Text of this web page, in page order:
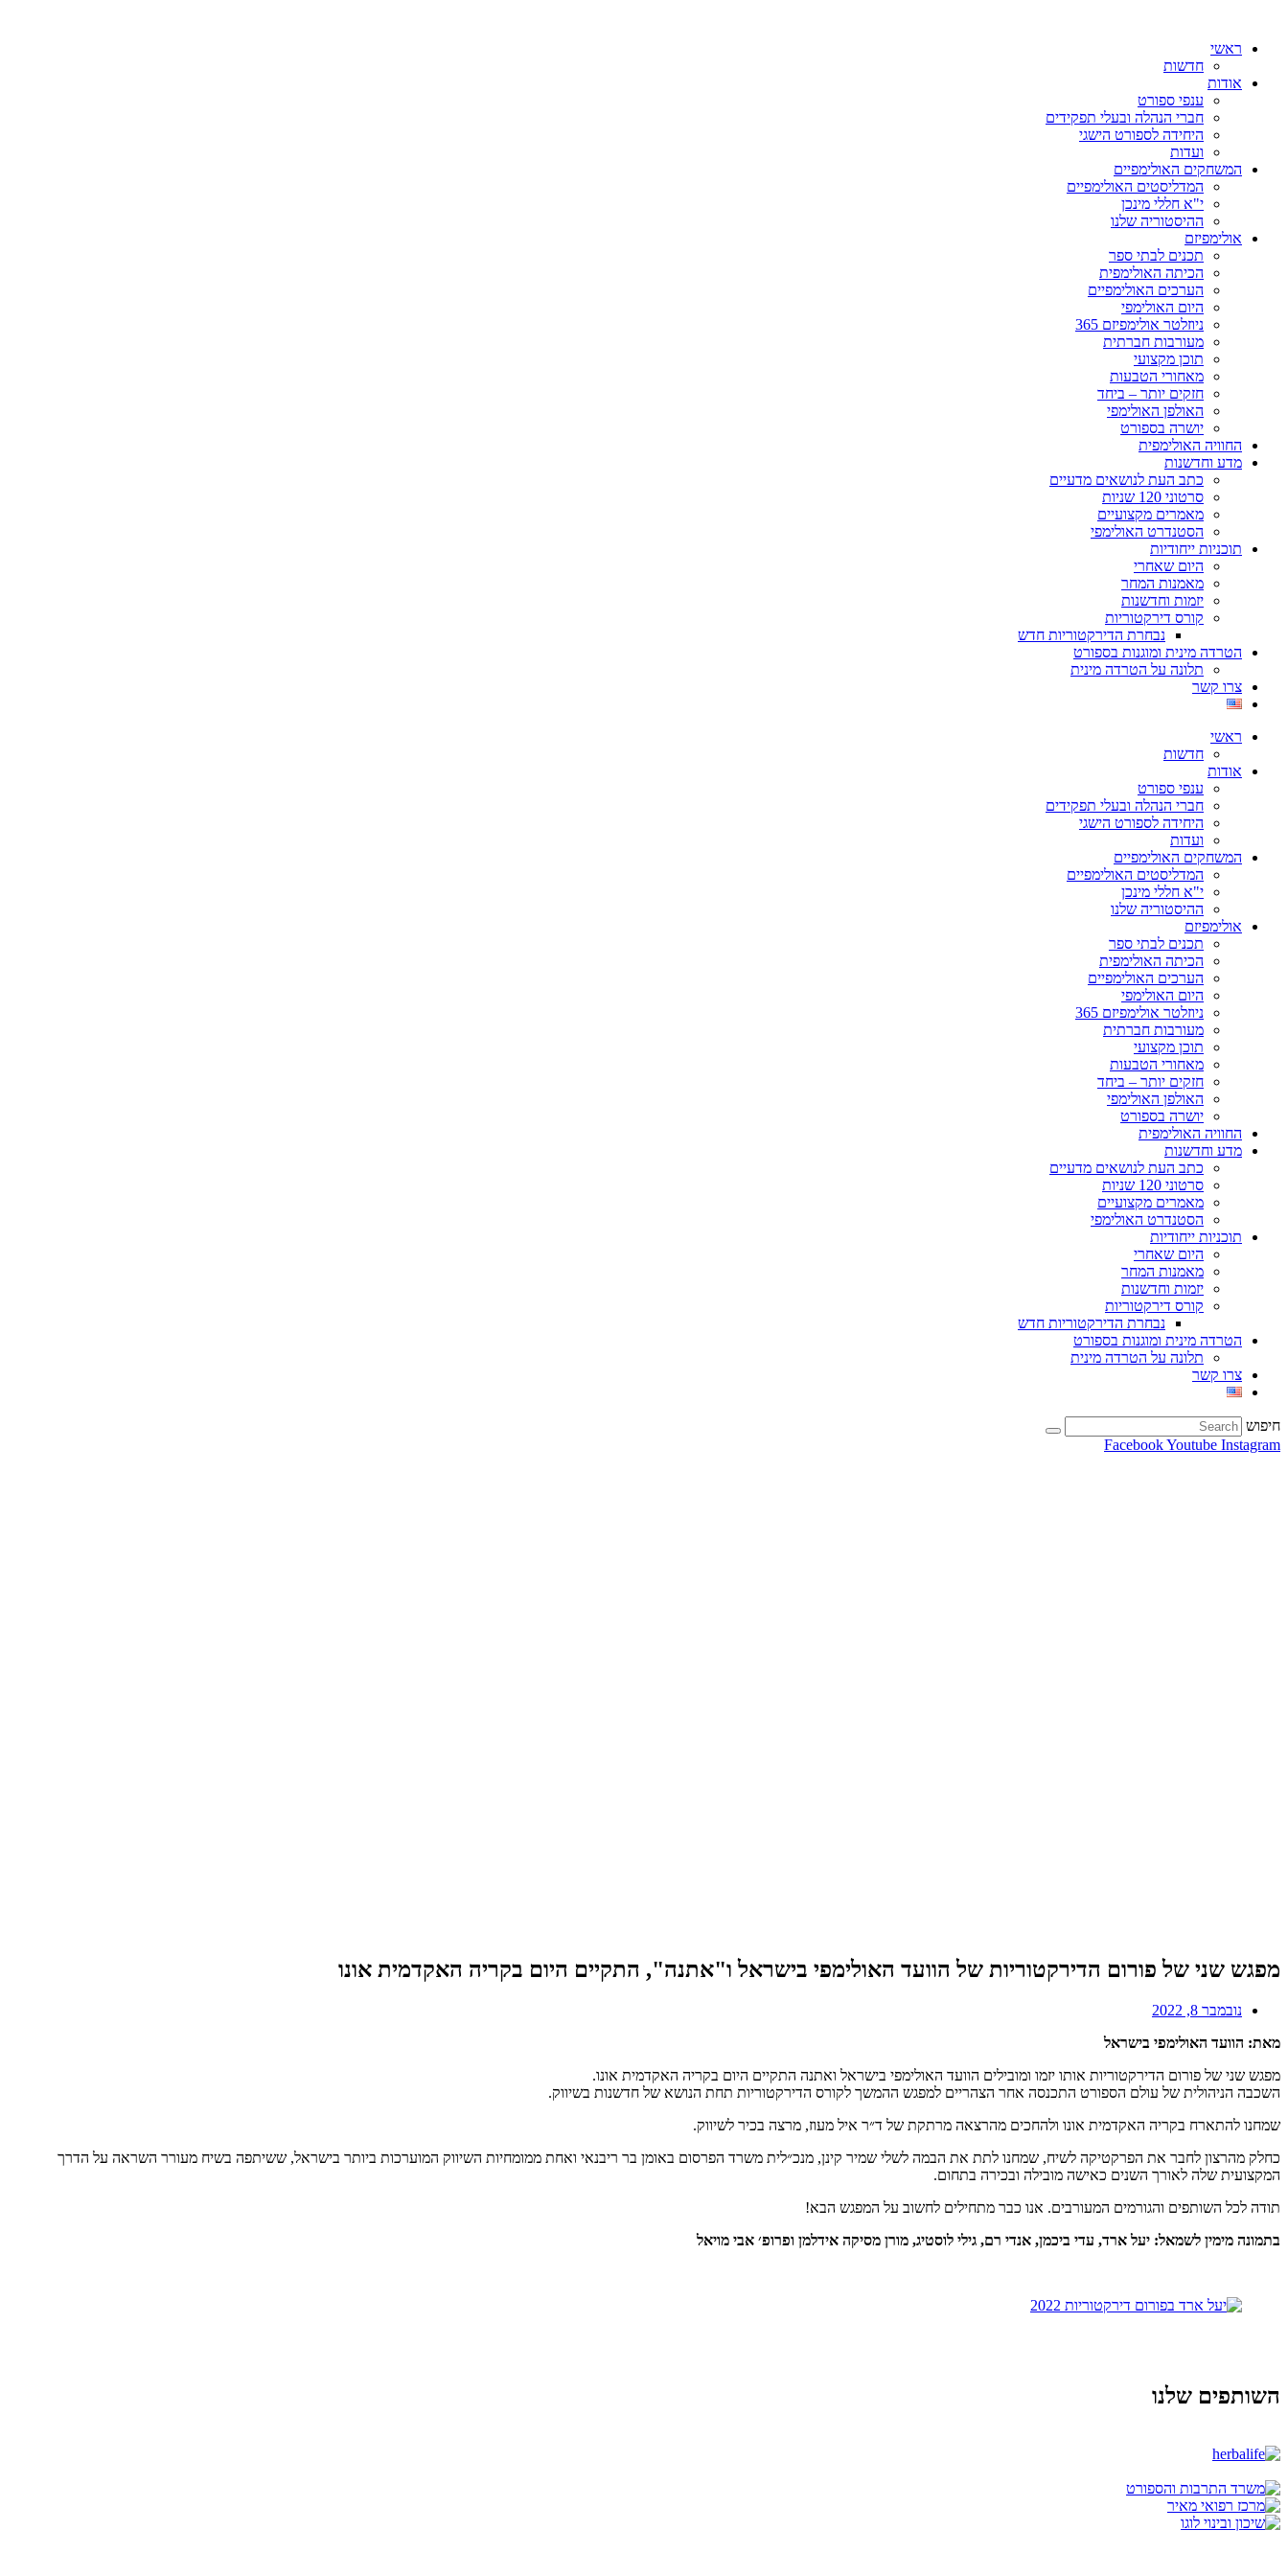
ראשי
חדשות
אודות
ענפי ספורט
חברי הנהלה ובעלי תפקידים
היחידה לספורט הישגי
ועדות
המשחקים האולימפיים
המדליסטים האולימפיים
י"א חללי מינכן
ההיסטוריה שלנו
אולימפיזם
תכנים לבתי ספר
הכיתה האולימפית
הערכים האולימפיים
היום האולימפי
ניוזלטר אולימפיזם 365
מעורבות חברתית
תוכן מקצועי
מאחורי הטבעות
חזקים יותר – ביחד
האולפן האולימפי
יושרה בספורט
החוויה האולימפית
מדע וחדשנות
כתב העת לנושאים מדעיים
סרטוני 120 שניות
מאמרים מקצועיים
הסטנדרט האולימפי
תוכניות ייחודיות
היום שאחרי
מאמנות המחר
יזמות וחדשנות
קורס דירקטוריות
נבחרת הדירקטוריות חדש
הטרדה מינית ומוגנות בספורט
תלונה על הטרדה מינית
צרו קשר
ראשי
חדשות
אודות
ענפי ספורט
חברי הנהלה ובעלי תפקידים
היחידה לספורט הישגי
ועדות
המשחקים האולימפיים
המדליסטים האולימפיים
י"א חללי מינכן
ההיסטוריה שלנו
אולימפיזם
תכנים לבתי ספר
הכיתה האולימפית
הערכים האולימפיים
היום האולימפי
ניוזלטר אולימפיזם 365
מעורבות חברתית
תוכן מקצועי
מאחורי הטבעות
חזקים יותר – ביחד
האולפן האולימפי
יושרה בספורט
החוויה האולימפית
מדע וחדשנות
כתב העת לנושאים מדעיים
סרטוני 120 שניות
מאמרים מקצועיים
הסטנדרט האולימפי
תוכניות ייחודיות
היום שאחרי
מאמנות המחר
יזמות וחדשנות
קורס דירקטוריות
נבחרת הדירקטוריות חדש
הטרדה מינית ומוגנות בספורט
תלונה על הטרדה מינית
צרו קשר
חיפוש
FacebookYoutube Instagram
מפגש שני של פורום הדירקטוריות של הוועד האולימפי בישראל ו"אתנה", התקיים היום בקריה האקדמית אונו
נובמבר 8, 2022
מאת: הוועד האולימפי בישראל
מפגש שני של פורום הדירקטוריות אותו יזמו ומובילים הוועד האולימפי בישראל ואתנה התקיים היום בקריה האקדמית אונו.
השכבה הניהולית של עולם הספורט התכנסה אחר הצהריים למפגש ההמשך לקורס הדירקטוריות תחת הנושא של חדשנות בשיווק.
שמחנו להתארח בקריה האקדמית אונו ולהחכים מהרצאה מרתקת של ד״ר איל מעוז, מרצה בכיר לשיווק.
כחלק מהרצון לחבר את הפרקטיקה לשיח, שמחנו לתת את הבמה לשלי שמיר קינן, מנכ״לית משרד הפרסום באומן בר ריבנאי ואחת ממומחיות השיווק המוערכות ביותר בישראל, ששיתפה בשיח מעורר השראה על הדרך
המקצועית שלה לאורך השנים כאישה מובילה ובכירה בתחום.
תודה לכל השותפים והגורמים המעורבים. אנו כבר מתחילים לחשוב על המפגש הבא!
בתמונה מימין לשמאל: יעל ארד, עדי ביכמן, אנדי רם, גילי לוסטיג, מורן מסיקה אידלמן ופרופ׳ אבי מויאל
השותפים שלנו